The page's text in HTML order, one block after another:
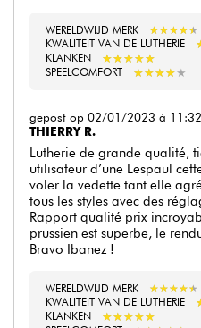
WERELDWIJD MERK ★★★★★
★★★★★
KWALITEIT VAN DE LUTHERIE
KLANKEN ★★★★★
★★★★★
SPEELCOMFORT ★★★★★
★★★★★
gepost op 02/01/2023 à 11:32
THIERRY R.
Lutherie de grande qualité,
utilisateur d’une Lespaul
voler la vedette tant elle
tous les styles avec des
Rapport qualité prix
prussien est superbe, le
Bravo Ibanez !
WERELDWIJD MERK ★★★★★
★★★★★
KWALITEIT VAN DE LUTHERIE
KLANKEN ★★★★★
★★★★★